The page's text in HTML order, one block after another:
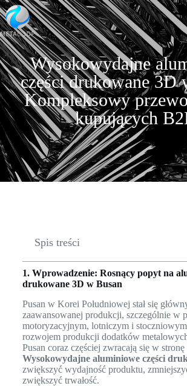
Wysokowydajne
części drukowane 3D
Kompleksowy
kupujących
Spis treści
1. Wprowadzenie: Rosnący popyt na
drukowane 3D w Busan
Pusan w Korei Południowej stał się
zaawansowanej produkcji, szczególnie w
motoryzacyjnym, lotniczym i
rozwojem produkcji dodatków
Pusan coraz częściej zwracają się w stronę
Wysokowydajne aluminiowe części
zwiększyć wydajność produktu,
zwiększyć trwałość.